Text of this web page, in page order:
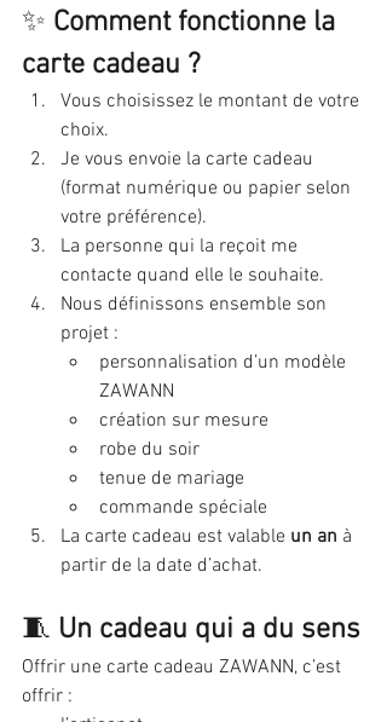
✨ Comment fonctionne la
carte cadeau ?
Vous choisissez le montant de votre
choix.
Je vous envoie la carte cadeau
(format numérique ou papier selon
votre préférence).
La personne qui la reçoit me
contacte quand elle le souhaite.
Nous définissons ensemble son
projet :
personnalisation d’un modèle
ZAWANN
création sur mesure
robe du soir
tenue de mariage
commande spéciale
La carte cadeau est valable un an à
partir de la date d’achat.
🧵 Un cadeau qui a du sens
Offrir une carte cadeau ZAWANN, c’est
offrir :